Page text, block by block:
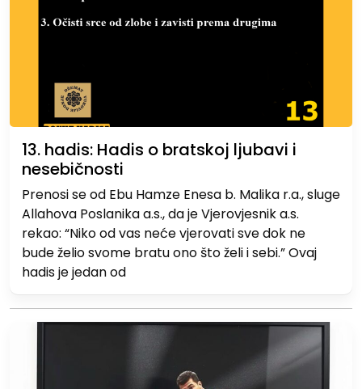
13. hadis: Hadis o bratskoj ljubavi i
nesebičnosti
Prenosi se od Ebu Hamze Enesa b. Malika r.a., sluge
Allahova Poslanika a.s., da je Vjerovjesnik a.s.
rekao: “Niko od vas neće vjerovati sve dok ne
bude želio svome bratu ono što želi i sebi.” Ovaj
hadis je jedan od